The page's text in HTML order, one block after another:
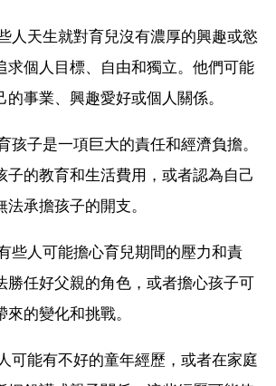
人天生就對育兒沒有濃厚的興趣或慾
求個人目標、自由和獨立。他們可能
事業、興趣愛好或個人關係。
孩子是一項巨大的責任和經濟負擔。
子的教育和生活費用，或者認為自己
承擔孩子的開支。
些人可能擔心育兒期間的壓力和責
勝任好父親的角色，或者擔心孩子可
的變化和挑戰。
可能有不好的童年經歷，或者在家庭